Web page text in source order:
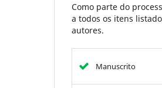
Como parte do
a todos os itens
autores.
Manuscrito